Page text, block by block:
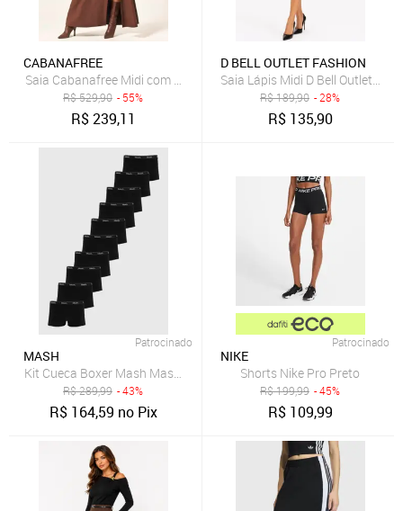
CABANAFREE
Saia Cabanafree Midi com Zíper Marrom
R$529,90 - 55%
R$239,11
D BELL OUTLET FASHION
Saia Lápis Midi D Bell Outlet
R$189,90 - 28%
R$ 135,90
Patrocinado
MASH
Kit Cueca Boxer Mash Masculina Cintura Elástica 10 Peças Preta
R$289,99 - 43%
R$ 164,59 no Pix
Patrocinado
NIKE
Shorts Nike Pro Preto
R$199,99 - 45%
R$ 109,99